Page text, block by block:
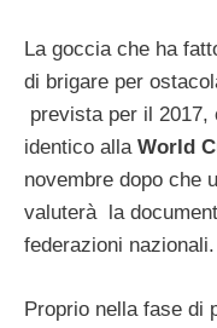
La goccia che ha
di brigare per
prevista per il 2017,
identico alla World
novembre dopo che
valuterà la
federazioni nazionali.
Proprio nella fase di